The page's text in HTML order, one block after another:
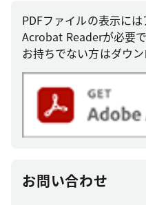
PDFファイルの表示に
Acrobat Readerが必要で
お持ちでない方はダウ
お問い合わせ